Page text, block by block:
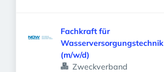
Fachkraft für
Wasserversorgungstechnik
(m/w/d)
Zweckverband